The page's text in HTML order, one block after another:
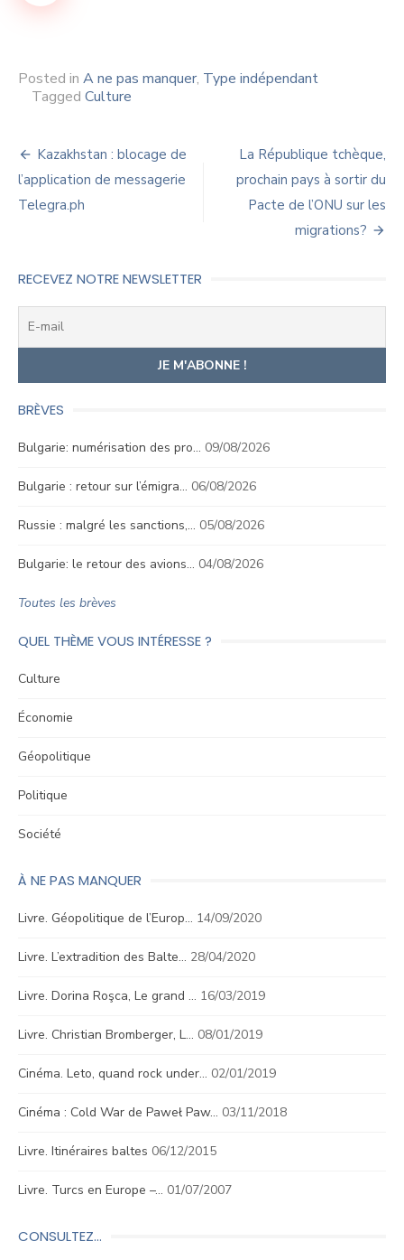
Posted in A ne pas manquer, Type indépendant
Tagged Culture
Navigation
de
l’article
Kazakhstan : blocage de
l’application de messagerie
Telegra.ph
La République tchèque,
prochain pays à sortir du
Pacte de l’ONU sur les
migrations?
RECEVEZ NOTRE NEWSLETTER
BRÈVES
Bulgarie: numérisation des pro… 09/08/2026
Bulgarie : retour sur l’émigra… 06/08/2026
Russie : malgré les sanctions,… 05/08/2026
Bulgarie: le retour des avions… 04/08/2026
Toutes les brèves
QUEL THÈME VOUS INTÉRESSE ?
Culture
Économie
Géopolitique
Politique
Société
À NE PAS MANQUER
Livre. Géopolitique de l’Europ… 14/09/2020
Livre. L’extradition des Balte… 28/04/2020
Livre. Dorina Roşca, Le grand … 16/03/2019
Livre. Christian Bromberger, L… 08/01/2019
Cinéma. Leto, quand rock under… 02/01/2019
Cinéma : Cold War de Paweł Paw… 03/11/2018
Livre. Itinéraires baltes 06/12/2015
Livre. Turcs en Europe –… 01/07/2007
CONSULTEZ…